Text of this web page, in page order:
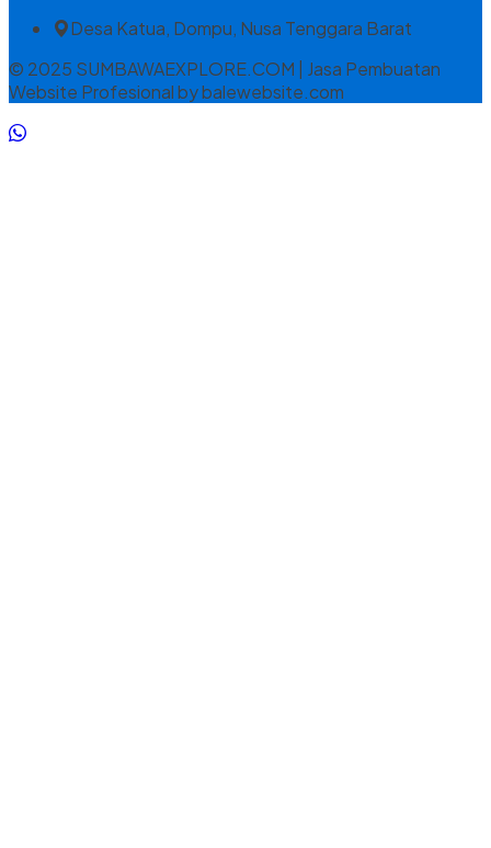
Desa Katua, Dompu, Nusa Tenggara Barat
© 2025 SUMBAWAEXPLORE.COM | Jasa Pembuatan
Website Profesional by balewebsite.com